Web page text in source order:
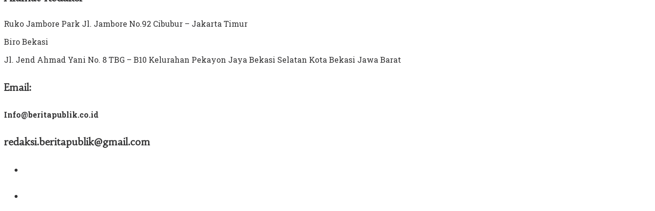
Ruko Jambore Park Jl. Jambore No.92 Cibubur – Jakarta Timur
Biro Bekasi
Jl. Jend Ahmad Yani No. 8 TBG – B10 Kelurahan Pekayon Jaya Bekasi Selatan Kota Bekasi Jawa Barat
Email:
Info@beritapublik.co.id
redaksi.beritapublik@gmail.com